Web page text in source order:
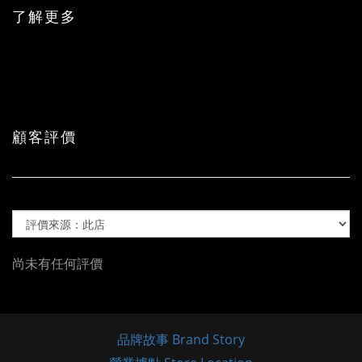
了解更多
顧客評價
尚未有任何評價
品牌故事 Brand Story